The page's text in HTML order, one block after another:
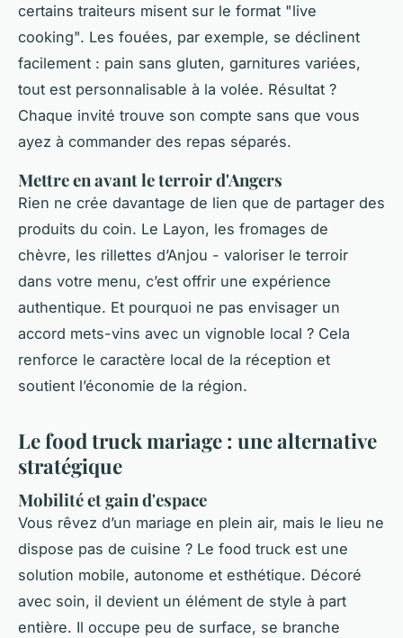
certains traiteurs misent sur le format "live
cooking". Les fouées, par exemple, se déclinent
facilement : pain sans gluten, garnitures variées,
tout est personnalisable à la volée. Résultat ?
Chaque invité trouve son compte sans que vous
ayez à commander des repas séparés.
Mettre en avant le terroir d'Angers
Rien ne crée davantage de lien que de partager des
produits du coin. Le Layon, les fromages de
chèvre, les rillettes d’Anjou - valoriser le terroir
dans votre menu, c’est offrir une expérience
authentique. Et pourquoi ne pas envisager un
accord mets-vins avec un vignoble local ? Cela
renforce le caractère local de la réception et
soutient l’économie de la région.
Le food truck mariage : une alternative
stratégique
Mobilité et gain d'espace
Vous rêvez d’un mariage en plein air, mais le lieu ne
dispose pas de cuisine ? Le food truck est une
solution mobile, autonome et esthétique. Décoré
avec soin, il devient un élément de style à part
entière. Il occupe peu de surface, se branche